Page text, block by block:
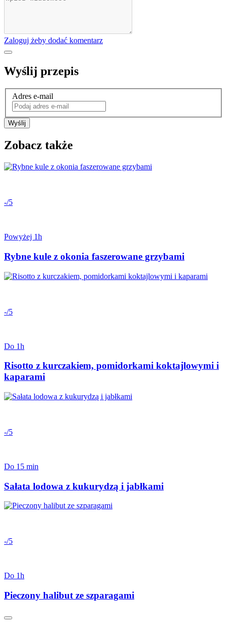
Zaloguj żeby dodać komentarz
Wyślij przepis
Adres e-mail
Wyślij
Zobacz także
-/5
Powyżej 1h
Rybne kule z okonia faszerowane grzybami
-/5
Do 1h
Risotto z kurczakiem, pomidorkami koktajlowymi i
kaparami
-/5
Do 15 min
Sałata lodowa z kukurydzą i jabłkami
-/5
Do 1h
Pieczony halibut ze szparagami